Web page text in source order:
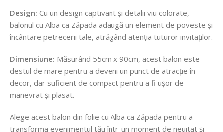
Design: Cu un design captivant și detalii viu colorate,
balonul cu Alba ca Zăpada adaugă un element de poveste și
încântare petrecerii tale, atrăgând atenția tuturor invitaților.
Dimensiune: Măsurând 55cm x 90cm, acest balon este
destul de mare pentru a deveni un punct de atracție în
decor, dar suficient de compact pentru a fi ușor de
manevrat și plasat.
Alege acest balon din folie cu Alba ca Zăpada pentru a
transforma evenimentul tău într-un moment de neuitat și